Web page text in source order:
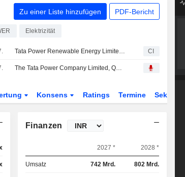
Zu einer Liste hinzufügen PDF-Bericht
Elektrizität
Tata Power Renewable Energy Limited und Suzlon Energy Limited kündigen 800-MW-Projekt für erneuerbare Energien in Andhra Pradesh mit Investition von 57.500 Mio. INR an CI
The Tata Power Company Limited, Q1 2027 Earnings Call, Jul 28, 2026
Konsens Ratings Termine Sektor
Finanzen
2027 * 2028 *
Umsatz 742 Mrd. 802 Mrd.